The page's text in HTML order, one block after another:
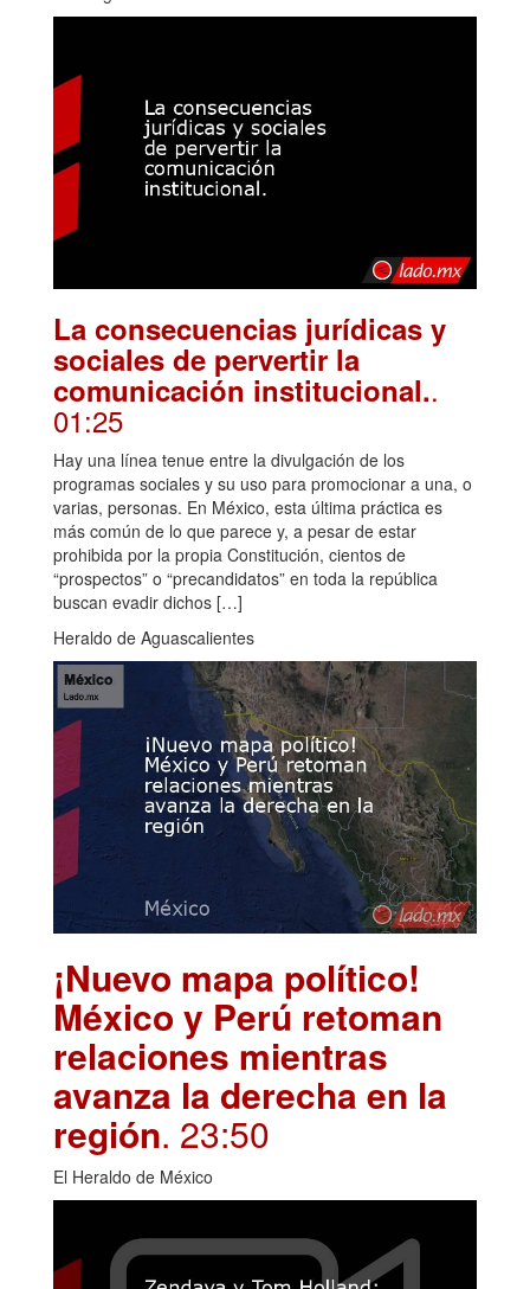
La consecuencias jurídicas y
sociales de pervertir la
comunicación institucional..
01:25
Hay una línea tenue entre la divulgación de los
programas sociales y su uso para promocionar a una, o
varias, personas. En México, esta última práctica es
más común de lo que parece y, a pesar de estar
prohibida por la propia Constitución, cientos de
“prospectos” o “precandidatos” en toda la república
buscan evadir dichos […]
Heraldo de Aguascalientes
¡Nuevo mapa político!
México y Perú retoman
relaciones mientras
avanza la derecha en la
región. 23:50
El Heraldo de México